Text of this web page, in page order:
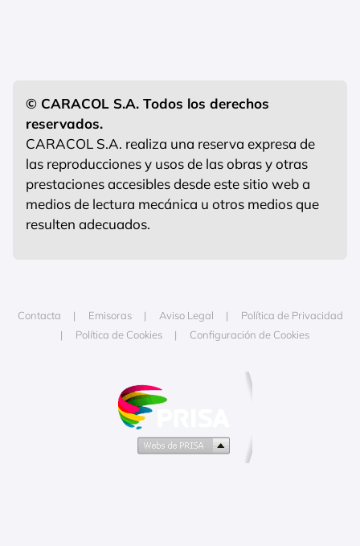
© CARACOL S.A. Todos los derechos
reservados.
CARACOL S.A. realiza una reserva expresa de
las reproducciones y usos de las obras y otras
prestaciones accesibles desde este sitio web a
medios de lectura mecánica u otros medios que
resulten adecuados.
Contacta Emisoras Aviso Legal
Política de Privacidad
Política de Cookies
Configuración de Cookies